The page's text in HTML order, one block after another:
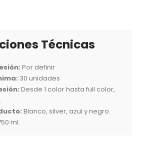
Técnicas
Por definir
30 unidades
Desde 1 color hasta full color,
Blanco, silver, azul y negro.
ml.